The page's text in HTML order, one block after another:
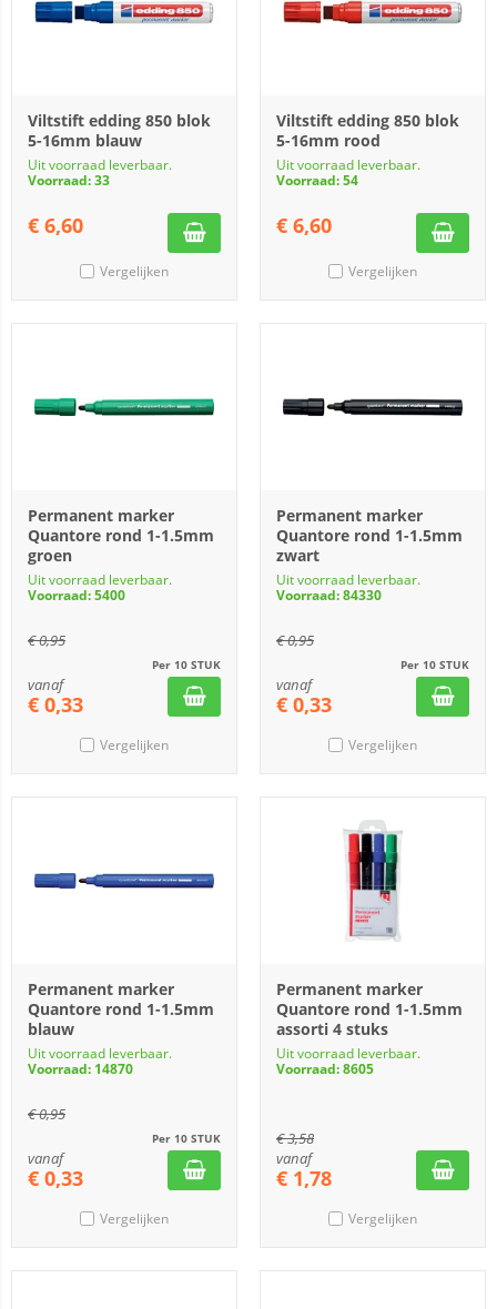
Viltstift edding 850 blok
5-16mm blauw
Uit voorraad leverbaar.
Voorraad: 33
€ 6,60
Vergelijken
Viltstift edding 850 blok
5-16mm rood
Uit voorraad leverbaar.
Voorraad: 54
€ 6,60
Vergelijken
Permanent marker
Quantore rond 1-1.5mm
groen
Uit voorraad leverbaar.
Voorraad: 5400
€0,95
Per 10 STUK
vanaf
€ 0,33
Vergelijken
Permanent marker
Quantore rond 1-1.5mm
zwart
Uit voorraad leverbaar.
Voorraad: 84330
€0,95
Per 10 STUK
vanaf
€ 0,33
Vergelijken
Permanent marker
Quantore rond 1-1.5mm
blauw
Uit voorraad leverbaar.
Voorraad: 14870
€0,95
Per 10 STUK
vanaf
€ 0,33
Vergelijken
Permanent marker
Quantore rond 1-1.5mm
assorti 4 stuks
Uit voorraad leverbaar.
Voorraad: 8605
€3,58
vanaf
€ 1,78
Vergelijken